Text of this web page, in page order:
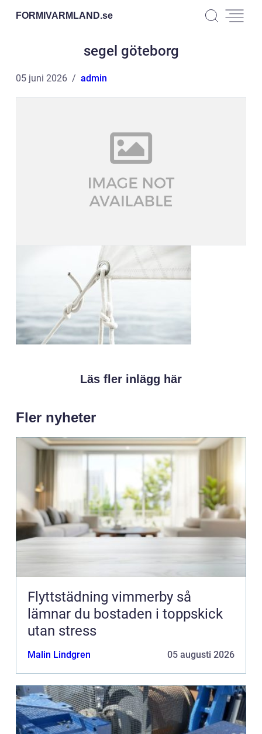
FORMIVARMLAND.se
segel göteborg
05 juni 2026 admin
Läs fler inlägg här
Fler nyheter
Flyttstädning vimmerby så
lämnar du bostaden i toppskick
utan stress
Malin Lindgren 05 augusti 2026